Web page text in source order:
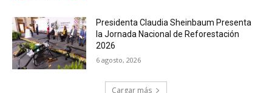
Presidenta Claudia Sheinbaum Presenta
la Jornada Nacional de Reforestación
2026
6 agosto, 2026
Cargar más